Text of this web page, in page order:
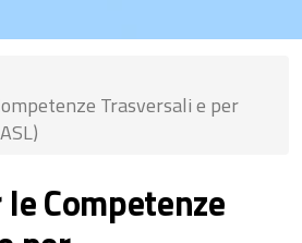
Trasversali e per
Competenze